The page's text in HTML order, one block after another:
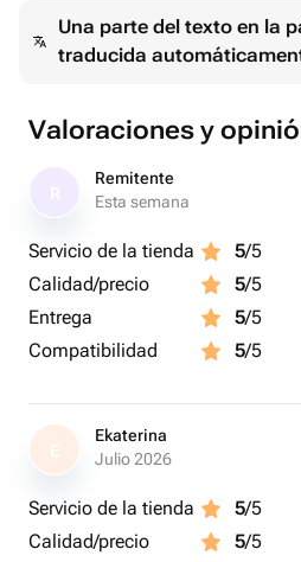
Una parte del texto en la
traducida
Valoraciones y
Remitente
Esta semana
Servicio de la tienda 5/5
Calidad/precio
5/5
Entrega
5/5
Compatibilidad
5/5
E
Ekaterina
Julio 2026
Servicio de la tienda 5/5
Calidad/precio
5/5